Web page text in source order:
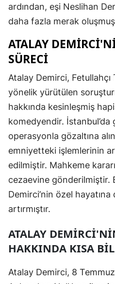
ardından, eşi Neslihan
daha fazla merak
ATALAY
SÜRECI
Atalay Demirci, Fetullahçı
yönelik yürütülen
hakkında kesinleşmiş
komedyendir.
operasyonla gözaltına
emniyetteki işlemlerinin
edilmiştir. Mahkeme
cezaevine gönderilmiştir.
Demirci’nin özel hayatına
artırmıştır.
ATALAY
HAKKINDA KISA
Atalay Demirci, 8